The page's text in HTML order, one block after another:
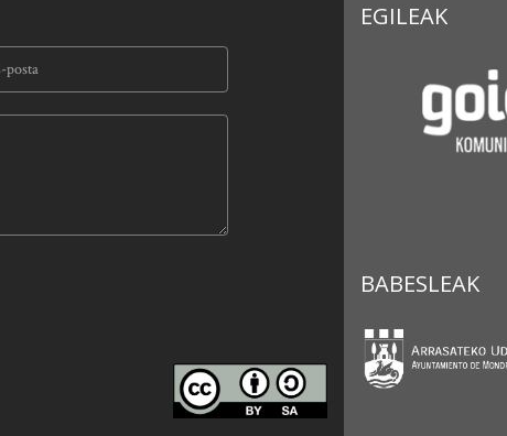
EGILEAK
BABESLEAK